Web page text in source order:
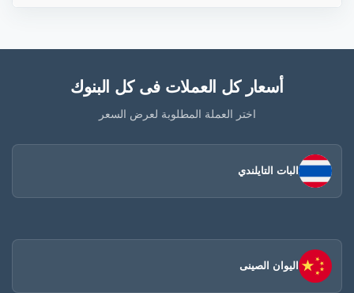
أسعار كل العملات فى كل البنوك
اختر العملة المطلوبة لعرض السعر
البات التايلندي
اليوان الصينى​